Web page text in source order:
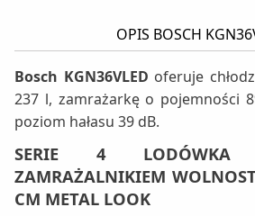
OPIS BOSCH
Bosch KGN36VLED oferuje
237 l, zamrażarkę o pojemności
poziom hałasu 39 dB.
SERIE 4
ZAMRAŻALNIKIEM
CM METAL LOOK